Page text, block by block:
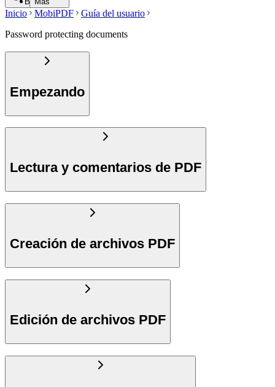
Inicio MobiPDF
Guía del usuario
Password protecting documents
Empezando
Lectura y comentarios de PDF
Creación de archivos PDF
Edición de archivos PDF